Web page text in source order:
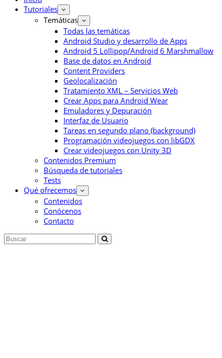
Tutoriales
Temáticas
Todas las temáticas
Android Studio y desarrollo de Apps
Android 5 Lollipop/Android 6 Marshmallow
Base de datos en Android
Content Providers
Geolocalización
Tratamiento XML – Servicios Web
Crear Apps para Android Wear
Emuladores y Depuración
Interfaz de Usuario
Tareas en segundo plano (background)
Programación videojuegos con libGDX
Crear videojuegos con Unity 3D
Contenidos Premium
Búsqueda de tutoriales
Tests
Qué ofrecemos
Contenidos
Conócenos
Contacto